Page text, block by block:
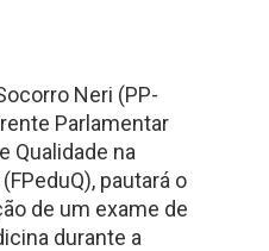
Neri (PP-
Parlamentar
Qualidade na
pautará o
de um exame de
durante a